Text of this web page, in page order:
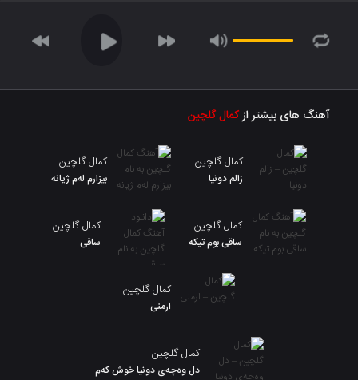
آهنگ های بیشتر ازکمال گلچین
کمال گلچین
زالم دونیا
کمال گلچین
بیزارم لەم ژیانه
کمال گلچین
ساقی بوم تیکه
کمال گلچین
ساقی
کمال گلچین
ارمنی
کمال گلچین
دل وەچەی دونیا خوش کەم